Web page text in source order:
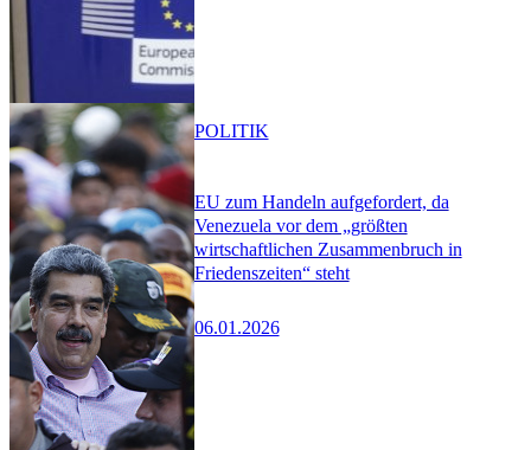
EU zum Handeln aufgefordert, da
Venezuela vor dem „größten
wirtschaftlichen Zusammenbruch in
Friedenszeiten“ steht
06.01.2026
POLITIK